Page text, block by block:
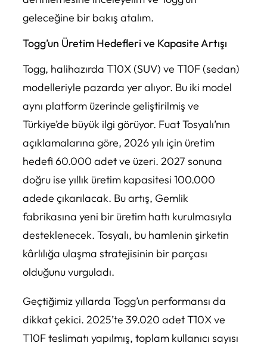
geleceğine bir bakış atalım.
Togg’un Üretim Hedefleri ve Kapasite Artışı
Togg, halihazırda T10X (SUV) ve T10F (sedan)
modelleriyle pazarda yer alıyor. Bu iki model
aynı platform üzerinde geliştirilmiş ve
Türkiye’de büyük ilgi görüyor. Fuat Tosyalı’nın
açıklamalarına göre, 2026 yılı için üretim
hedefi 60.000 adet ve üzeri. 2027 sonuna
doğru ise yıllık üretim kapasitesi 100.000
adede çıkarılacak. Bu artış, Gemlik
fabrikasına yeni bir üretim hattı kurulmasıyla
desteklenecek. Tosyalı, bu hamlenin şirketin
kârlılığa ulaşma stratejisinin bir parçası
olduğunu vurguladı.
Geçtiğimiz yıllarda Togg’un performansı da
dikkat çekici. 2025’te 39.020 adet T10X ve
T10F teslimatı yapılmış, toplam kullanıcı sayısı